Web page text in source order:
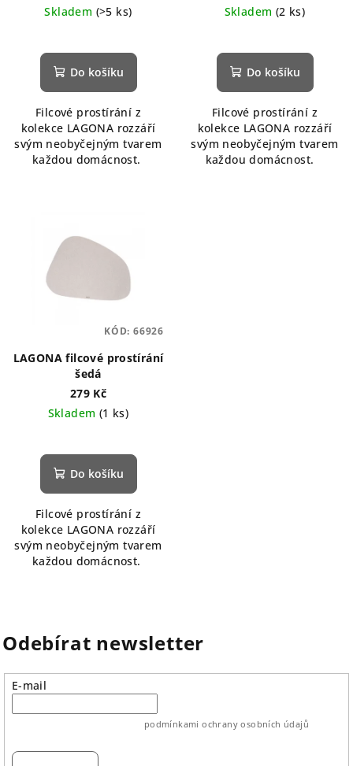
Skladem (>5 ks)
hodnocení
produktu
z
5
hvězdiček.
Do košíku
Filcové prostírání z
kolekce LAGONA rozzáří
svým neobyčejným tvarem
každou domácnost.
Skladem (2 ks)
Do košíku
Filcové prostírání z
kolekce LAGONA rozzáří
svým neobyčejným tvarem
každou domácnost.
LAGONA filcové prostírání
šedá
279 Kč
Skladem (1 ks)
Do košíku
Filcové prostírání z
kolekce LAGONA rozzáří
svým neobyčejným tvarem
každou domácnost.
KÓD: 66926
Odebírat newsletter
E-mail
podmínkami ochrany osobních údajů